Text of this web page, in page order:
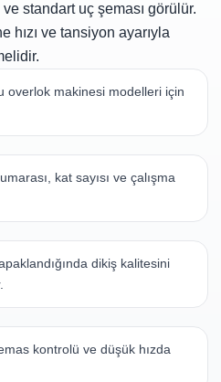
standart uç şeması görülür.
hızı ve tansiyon ayarıyla
overlok makinesi modelleri için
kat sayısı ve çalışma
dikiş kalitesini
kontrolü ve düşük hızda